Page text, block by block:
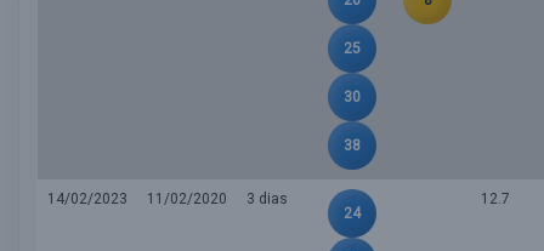
25
30
38
14/02/2023 11/02/2020
3 dias
24
12.7